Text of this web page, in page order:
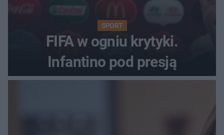
SPORT
FIFA w ogniu krytyki.
Infantino pod presją